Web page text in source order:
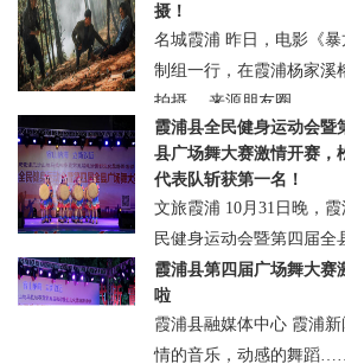
县古寺中的这株老银杏 ......
· 霞浦县 · 浏览：193196 · 评论
11-10 21:23:41.0
摄！
名城霞浦 昨日，电影《暴
制组一行，在霞浦杨家溪
拍摄。 来源朋友圈......
· 霞浦县 · 浏览：193398 · 评论
11-10 21:18:23.0
霞浦县全民健身运动会暨
县广场舞大赛激情开赛，
代表队斩获第一名！
文旅霞浦 10月31日晚，
民健身运动会暨第四届全
大赛在福宁文化公园广场
赛，来自15个乡镇（街道
队在此同台竞技，为广大
霞浦县第四届广场舞大赛
啦
霞浦县融媒体中心 霞浦新
情的音乐，动感的舞蹈